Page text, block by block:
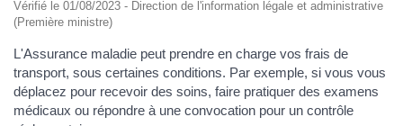
Vérifié le 01/08/2023 - Direction de l'information légale et administrative
(Première ministre)
L'Assurance maladie peut prendre en charge vos frais de
transport, sous certaines conditions. Par exemple, si vous vous
déplacez pour recevoir des soins, faire pratiquer des examens
médicaux ou répondre à une convocation pour un contrôle